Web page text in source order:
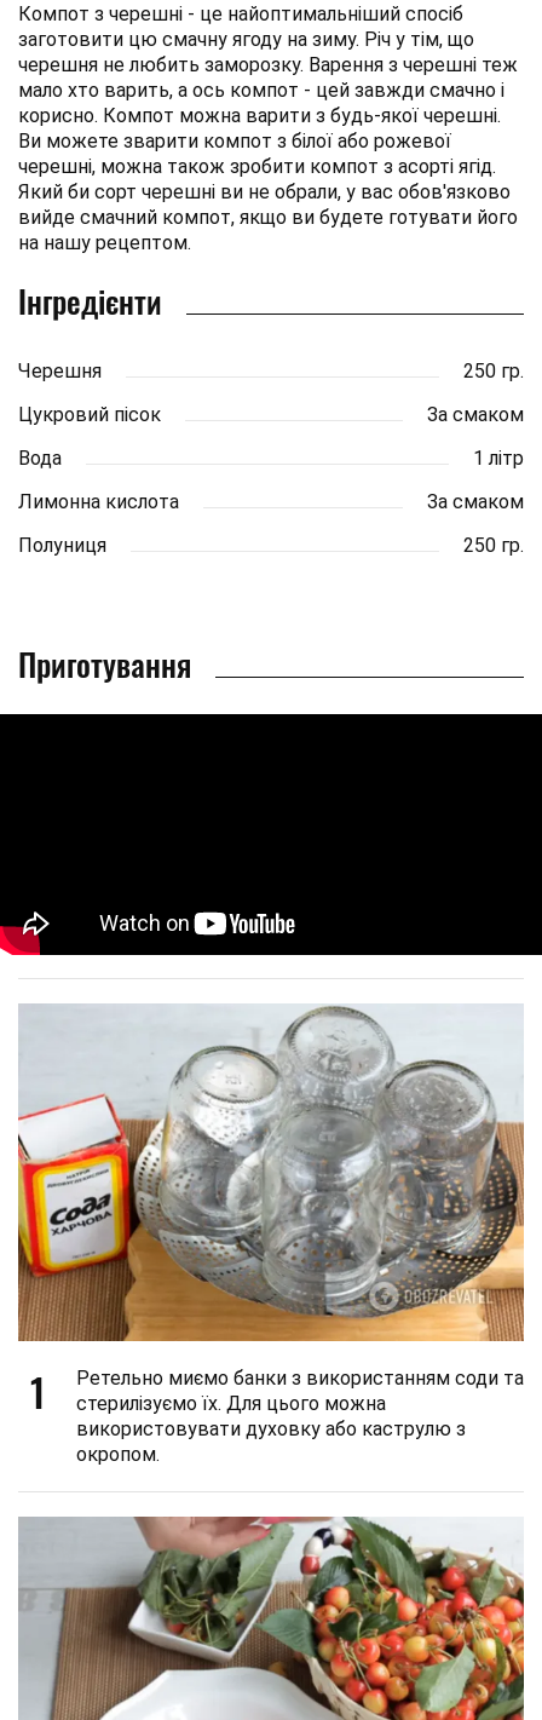
Компот з черешні - це найоптимальніший спосіб
заготовити цю смачну ягоду на зиму. Річ у тім, що
черешня не любить заморозку. Варення з черешні теж
мало хто варить, а ось компот - цей завжди смачно і
корисно. Компот можна варити з будь-якої черешні.
Ви можете зварити компот з білої або рожевої
черешні, можна також зробити компот з асорті ягід.
Який би сорт черешні ви не обрали, у вас обов'язково
вийде смачний компот, якщо ви будете готувати його
на нашу рецептом.
Інгредієнти
Черешня
250 гр.
Цукровий пісок
За смаком
Вода
1 літр
Лимонна кислота
За смаком
Полуниця
250 гр.
Приготування
1
Ретельно миємо банки з використанням соди та
стерилізуємо їх. Для цього можна
використовувати духовку або каструлю з
окропом.